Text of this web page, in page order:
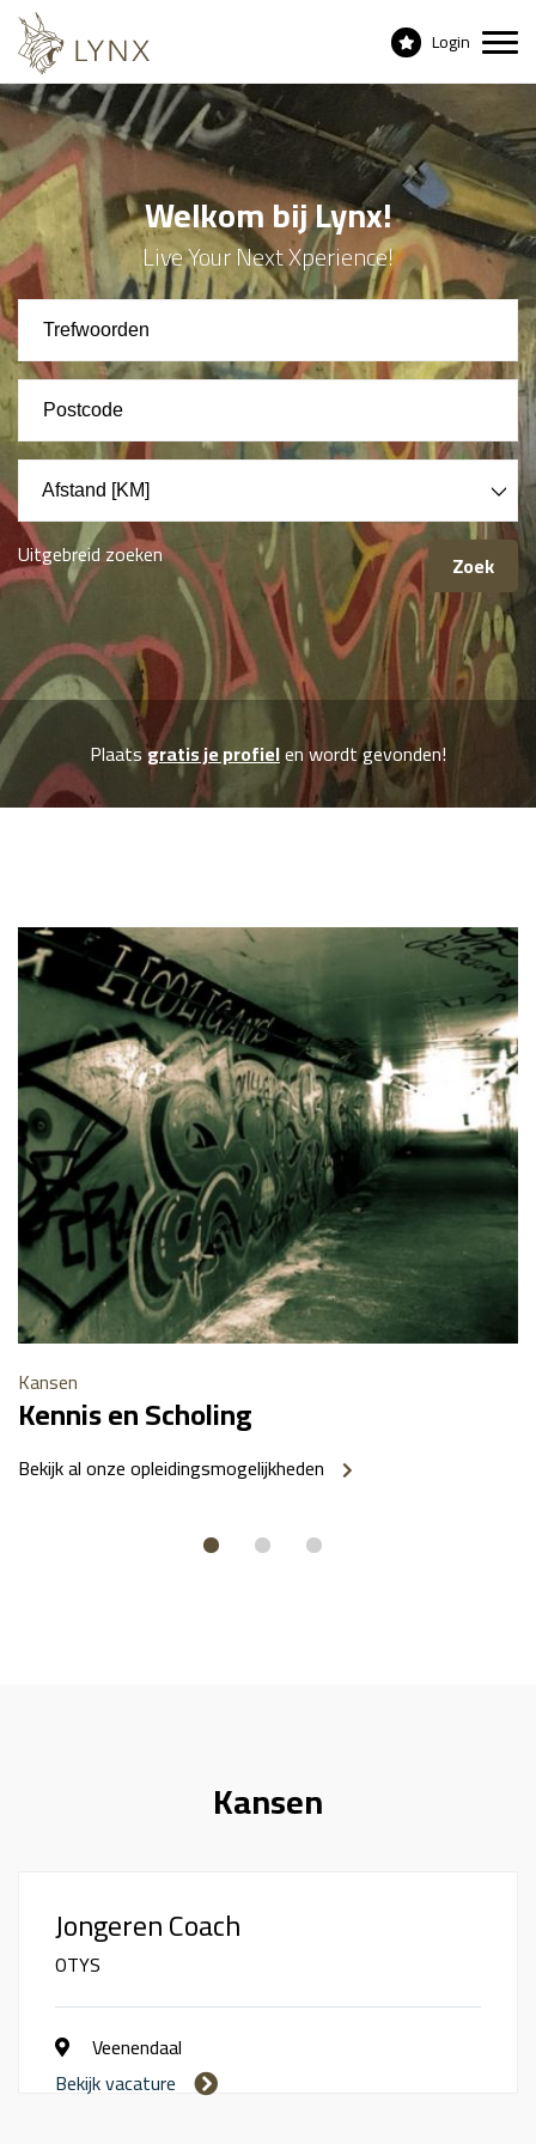
Login
Welkom bij Lynx!
Live Your Next Xperience!
Afstand [KM]
Uitgebreid zoeken
Plaatsgratis je profielen wordt gevonden!
Kansen
Kennis en Scholing
Bekijk al onze opleidingsmogelijkheden
Kansen
Jongeren Coach
OTYS
Veenendaal
Bekijk vacature